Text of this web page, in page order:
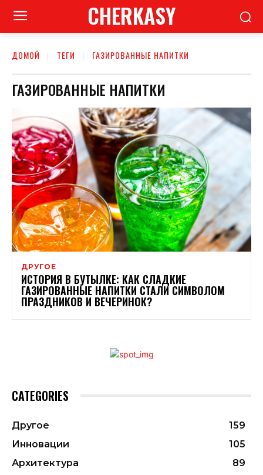
CHERKASY
ДОМОЙ ТЕГИ ГАЗИРОВАННЫЕ НАПИТКИ
ГАЗИРОВАННЫЕ НАПИТКИ
ДРУГОЕ
ИСТОРИЯ В БУТЫЛКЕ: КАК СЛАДКИЕ
ГАЗИРОВАННЫЕ НАПИТКИ СТАЛИ СИМВОЛОМ
ПРАЗДНИКОВ И ВЕЧЕРИНОК?
CATEGORIES
Другое
159
Инновации
105
Архитектура
89